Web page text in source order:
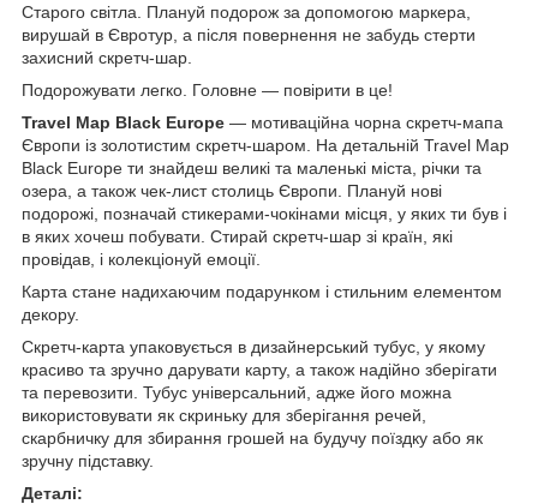
Старого світла. Плануй подорож за допомогою маркера,
вирушай в Євротур, а після повернення не забудь стерти
захисний скретч-шар.
Подорожувати легко. Головне — повірити в це!
Travel Map Black Europe — мотиваційна чорна скретч-мапа
Європи із золотистим скретч-шаром. На детальній Travel Map
Black Europe ти знайдеш великі та маленькі міста, річки та
озера, а також чек-лист столиць Європи. Плануй нові
подорожі, позначай стикерами-чокінами місця, у яких ти був і
в яких хочеш побувати. Стирай скретч-шар зі країн, які
провідав, і колекціонуй емоції.
Карта стане надихаючим подарунком і стильним елементом
декору.
Скретч-карта упаковується в дизайнерський тубус, у якому
красиво та зручно дарувати карту, а також надійно зберігати
та перевозити. Тубус універсальний, адже його можна
використовувати як скриньку для зберігання речей,
скарбничку для збирання грошей на будучу поїздку або як
зручну підставку.
Деталі: